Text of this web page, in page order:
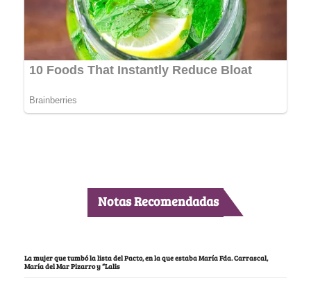
Notas Recomendadas
La mujer que tumbó la lista del Pacto, en la que estaba María Fda. Carrascal,
María del Mar Pizarro y “Lalis